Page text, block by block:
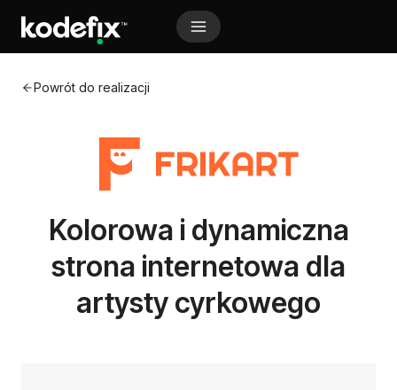
treści
Powrót do realizacji
A Markdown version of this page is available at
Kolorowa i dynamiczna
strona internetowa dla
artysty cyrkowego